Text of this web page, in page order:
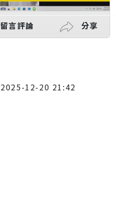
留言評論 分享
2025-12-20 21:42